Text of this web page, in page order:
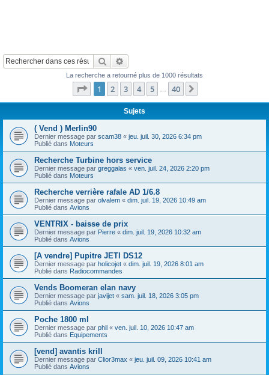
Rechercher
La recherche a retourné plus de 1000 résultats
Page 1sur40
1 2 3 4 5 40
Sujets
( Vend ) Merlin90
Dernier message par scam38 « jeu. juil. 30, 2026 6:34 pm
Publié dans Moteurs
Recherche Turbine hors service
Dernier message par greggalas « ven. juil. 24, 2026 2:20 pm
Publié dans Moteurs
Recherche verrière rafale AD 1/6.8
Dernier message par olvalem « dim. juil. 19, 2026 10:49 am
Publié dans Avions
VENTRIX - baisse de prix
Dernier message par Pierre « dim. juil. 19, 2026 10:32 am
Publié dans Avions
[A vendre] Pupitre JETI DS12
Dernier message par holicojet « dim. juil. 19, 2026 8:01 am
Publié dans Radiocommandes
Vends Boomeran elan navy
Dernier message par javijet « sam. juil. 18, 2026 3:05 pm
Publié dans Avions
Poche 1800 ml
Dernier message par phil « ven. juil. 10, 2026 10:47 am
Publié dans Equipements
[vend] avantis krill
Dernier message par Clior3max « jeu. juil. 09, 2026 10:41 am
Publié dans Avions